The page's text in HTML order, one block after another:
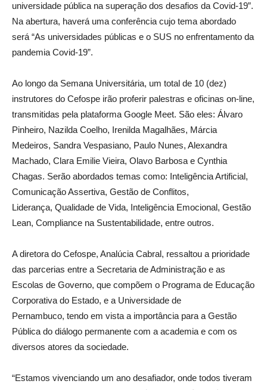
universidade pública na superação dos desafios da Covid-19”.
Na abertura, haverá uma conferência cujo tema abordado
será “As universidades públicas e o SUS no enfrentamento da
pandemia Covid-19”.
Ao longo da Semana Universitária, um total de 10 (dez)
instrutores do Cefospe irão proferir palestras e oficinas on-line,
transmitidas pela plataforma Google Meet. São eles: Álvaro
Pinheiro, Nazilda Coelho, Irenilda Magalhães, Márcia
Medeiros, Sandra Vespasiano, Paulo Nunes, Alexandra
Machado, Clara Emilie Vieira, Olavo Barbosa e Cynthia
Chagas. Serão abordados temas como: Inteligência Artificial,
Comunicação Assertiva, Gestão de Conflitos,
Liderança, Qualidade de Vida, Inteligência Emocional, Gestão
Lean, Compliance na Sustentabilidade, entre outros.
A diretora do Cefospe, Analúcia Cabral, ressaltou a prioridade
das parcerias entre a Secretaria de Administração e as
Escolas de Governo, que compõem o Programa de Educação
Corporativa do Estado, e a Universidade de
Pernambuco, tendo em vista a importância para a Gestão
Pública do diálogo permanente com a academia e com os
diversos atores da sociedade.
“Estamos vivenciando um ano desafiador, onde todos tiveram